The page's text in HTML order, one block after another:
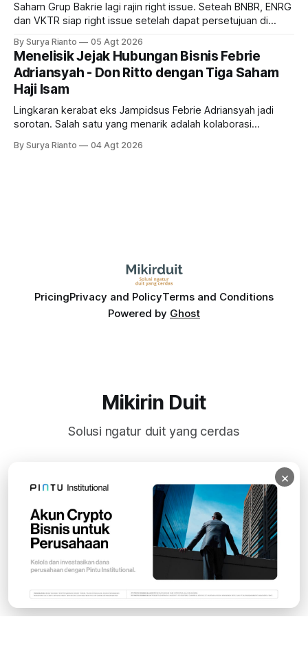
Saham Grup Bakrie lagi rajin right issue. Seteah BNBR, ENRG
dan VKTR siap right issue setelah dapat persetujuan di
pola saham Grup Bakrie jelang right issue
By Surya Rianto 05 Agt 2026
Menelisik Jejak Hubungan Bisnis Febrie
Adriansyah - Don Ritto dengan Tiga Saham
Haji Isam
Lingkaran kerabat eks Jampidsus Febrie Adriansyah jadi
sorotan. Salah satu yang menarik adalah kolaborasi
Bagaimana hubungannya?
By Surya Rianto 04 Agt 2026
PricingPrivacy and PolicyTerms and Conditions
Powered by Ghost
Mikirin Duit
Solusi ngatur duit yang cerdas
Subscribe
×